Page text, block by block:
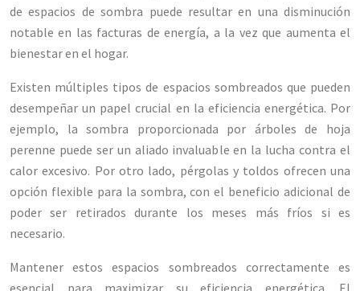
de espacios de sombra puede resultar en una disminución
notable en las facturas de energía, a la vez que aumenta el
bienestar en el hogar.
Existen múltiples tipos de espacios sombreados que pueden
desempeñar un papel crucial en la eficiencia energética. Por
ejemplo, la sombra proporcionada por árboles de hoja
perenne puede ser un aliado invaluable en la lucha contra el
calor excesivo. Por otro lado, pérgolas y toldos ofrecen una
opción flexible para la sombra, con el beneficio adicional de
poder ser retirados durante los meses más fríos si es
necesario.
Mantener estos espacios sombreados correctamente es